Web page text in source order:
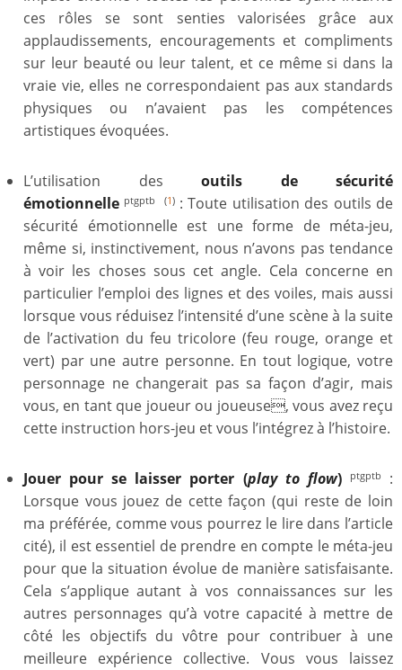
ces rôles se sont senties valorisées grâce aux
applaudissements, encouragements et compliments
sur leur beauté ou leur talent, et ce même si dans la
vraie vie, elles ne correspondaient pas aux standards
physiques ou n’avaient pas les compétences
artistiques évoquées.
L’utilisation des outils de sécurité
émotionnelle ptgptb (1) : Toute utilisation des outils de
sécurité émotionnelle est une forme de méta-jeu,
même si, instinctivement, nous n’avons pas tendance
à voir les choses sous cet angle. Cela concerne en
particulier l’emploi des lignes et des voiles, mais aussi
lorsque vous réduisez l’intensité d’une scène à la suite
de l’activation du feu tricolore (feu rouge, orange et
vert) par une autre personne. En tout logique, votre
personnage ne changerait pas sa façon d’agir, mais
vous, en tant que joueur ou joueuse, vous avez reçu
cette instruction hors-jeu et vous l’intégrez à l’histoire.
Jouer pour se laisser porter (play to flow) ptgptb
:
Lorsque vous jouez de cette façon (qui reste de loin
ma préférée, comme vous pourrez le lire dans l’article
cité), il est essentiel de prendre en compte le méta-jeu
pour que la situation évolue de manière satisfaisante.
Cela s’applique autant à vos connaissances sur les
autres personnages qu’à votre capacité à mettre de
côté les objectifs du vôtre pour contribuer à une
meilleure expérience collective. Vous vous laissez